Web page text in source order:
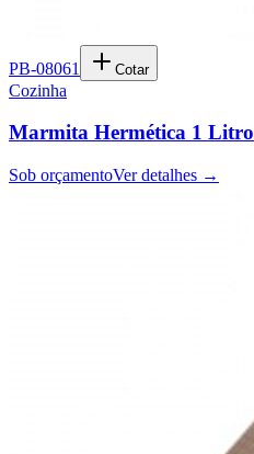
PB-08061 Cotar
Cozinha
Marmita Hermética 1 Litro
Sob orçamentoVer detalhes →